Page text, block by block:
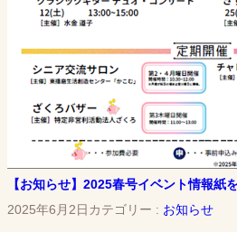
【お知らせ】2025春号イベント情報紙
2025年6月2日 カテゴリー : お知らせ